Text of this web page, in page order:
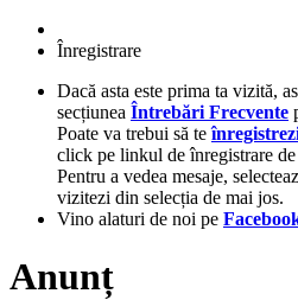
Înregistrare
Dacă asta este prima ta vizită,
secțiunea Întrebări Frecvente
Poate va trebui să te
click pe linkul de înregistrare
Pentru a vedea mesaje,
vizitezi din selecția de mai jos.
Vino alaturi de noi pe
Anunț